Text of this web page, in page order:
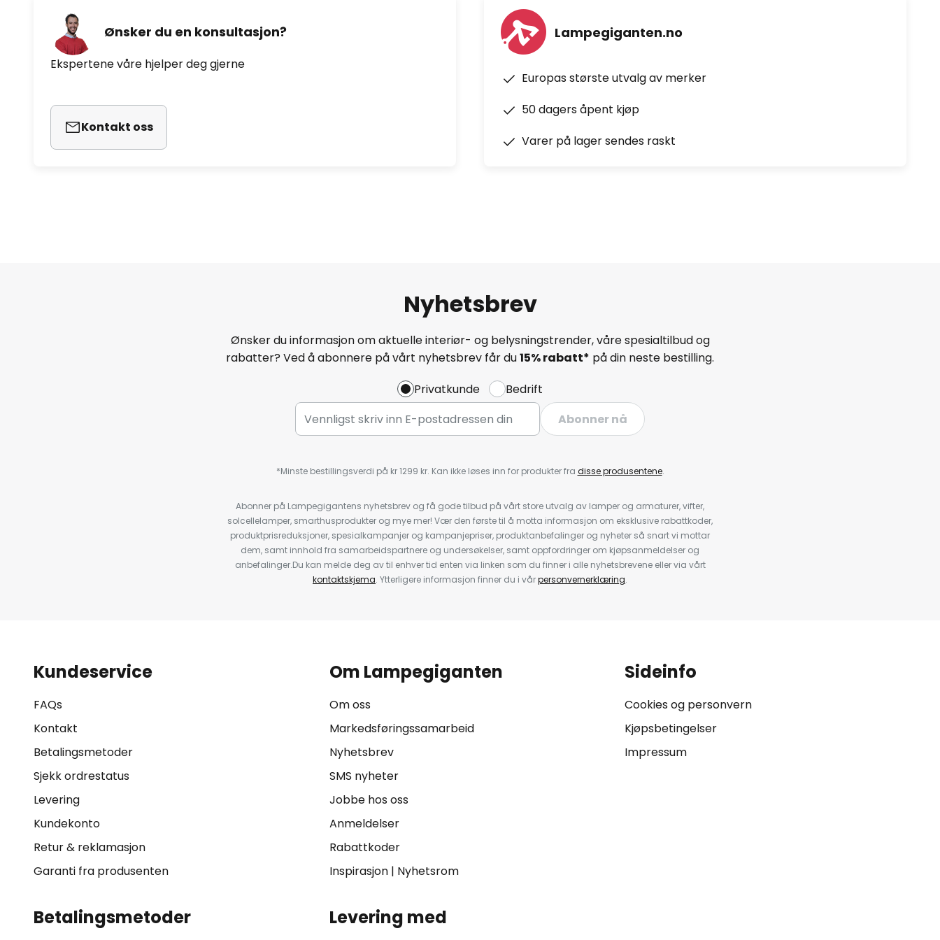
Ønsker du en konsultasjon?
Ekspertene våre hjelper deg gjerne
Kontakt oss
Lampegiganten.no
Europas største utvalg av merker
50 dagers åpent kjøp
Varer på lager sendes raskt
Nyhetsbrev
Ønsker du informasjon om aktuelle interiør- og belysningstrender, våre spesialtilbud og
rabatter? Ved å abonnere på vårt nyhetsbrev får du15% rabatt* på din neste bestilling.
Privatkunde
Bedrift
Abonner nå
*Minste bestillingsverdi på kr 1299 kr. Kan ikke løses inn for produkter fra disse produsentene.
Abonner på Lampegigantens nyhetsbrev og få gode tilbud på vårt store utvalg av lamper og armaturer, vifter,
solcellelamper, smarthusprodukter og mye mer! Vær den første til å motta informasjon om eksklusive rabattkoder,
produktprisreduksjoner, spesialkampanjer og kampanjepriser, produktanbefalinger og nyheter så snart vi mottar
dem, samt innhold fra samarbeidspartnere og undersøkelser, samt oppfordringer om kjøpsanmeldelser og
anbefalinger.Du kan melde deg av til enhver tid enten via linken som du finner i alle nyhetsbrevene eller via vårt
kontaktskjema. Ytterligere informasjon finner du i vårpersonvernerklæring.
Kundeservice
FAQs
Kontakt
Betalingsmetoder
Sjekk ordrestatus
Levering
Kundekonto
Retur & reklamasjon
Garanti fra produsenten
Om Lampegiganten
Om oss
Markedsføringssamarbeid
Nyhetsbrev
SMS nyheter
Jobbe hos oss
Anmeldelser
Rabattkoder
Inspirasjon| Nyhetsrom
Sideinfo
Cookies og personvern
Kjøpsbetingelser
Impressum
Betalingsmetoder Levering med